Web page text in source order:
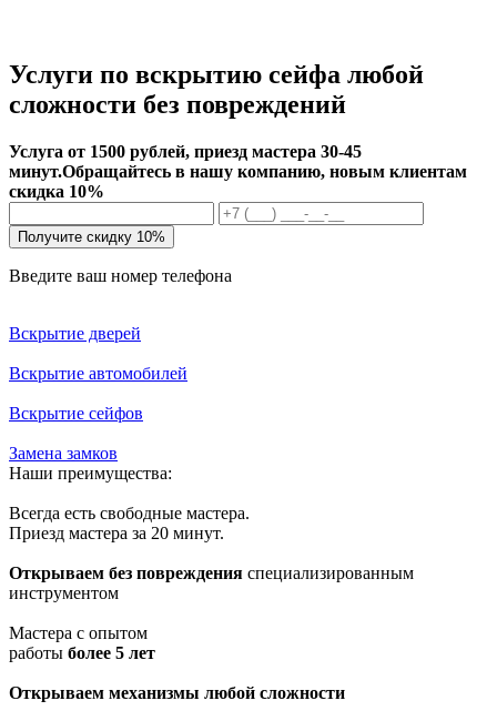
Услуги по вскрытию сейфа любой
сложности без повреждений
Услуга от 1500 рублей, приезд мастера 30-45
минут.Обращайтесь в нашу компанию, новым клиентам
скидка 10%
Получите скидку 10%
Введите ваш номер телефона
Вскрытие дверей
Вскрытие автомобилей
Вскрытие сейфов
Замена замков
Наши преимущества:
Всегда есть свободные мастера.
Приезд мастера за 20 минут.
Открываем без повреждения специализированным
инструментом
Мастера с опытом
работы более 5 лет
Открываем механизмы любой сложности